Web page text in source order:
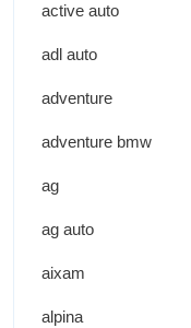
active auto
adl auto
adventure
adventure bmw
ag
ag auto
aixam
alpina